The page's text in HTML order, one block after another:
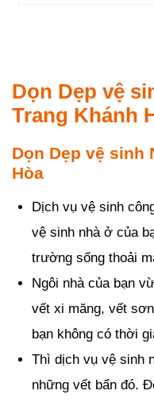
Dọn Dẹp vệ
Trang Khánh
Dọn Dẹp vệ sinh
Hòa
Dịch vụ vệ sinh
vệ sinh nhà ở của
trường sống thoải
Ngôi nhà của bạn
vết xi măng, vết
bạn không có thời
Thì dịch vụ vệ sinh
những vết bẩn đó.